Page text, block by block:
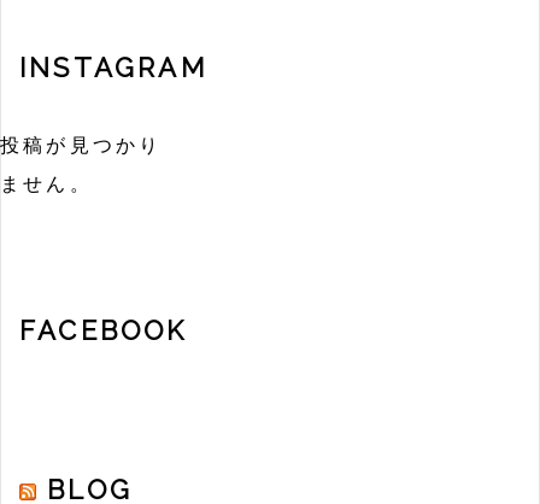
INSTAGRAM
投稿が見つかり
ません。
FACEBOOK
BLOG